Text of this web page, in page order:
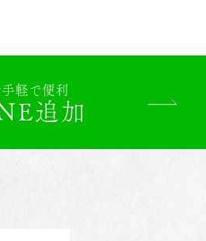
手軽で便利
追加